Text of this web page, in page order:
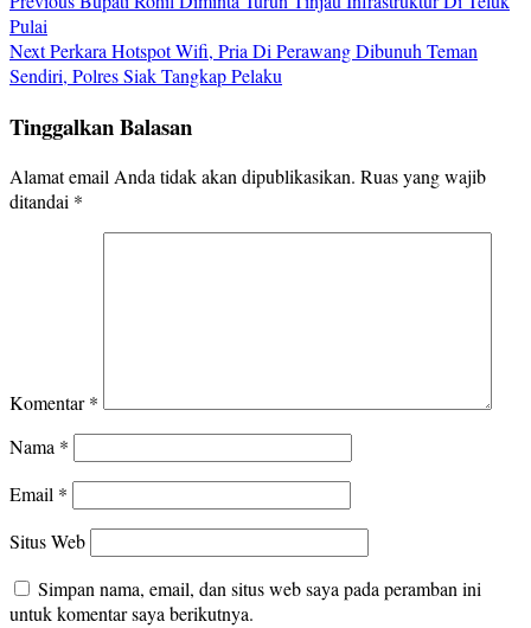
Pulai
NextPerkara Hotspot Wifi, Pria Di Perawang Dibunuh Teman
Sendiri, Polres Siak Tangkap Pelaku
Tinggalkan Balasan
Alamat email Anda tidak akan dipublikasikan. Ruas yang wajib
ditandai *
Komentar*
Nama *
Email *
Situs Web
Simpan nama, email, dan situs web saya pada peramban ini
untuk komentar saya berikutnya.